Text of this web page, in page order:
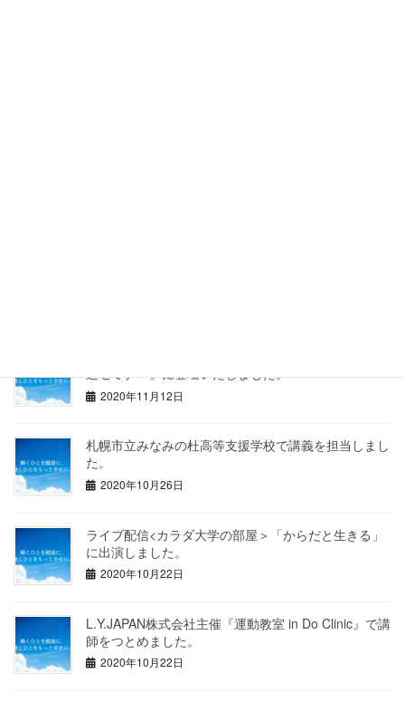
進セミナー』に登壇いたしました。
2020年11月12日
札幌市立みなみの杜高等支援学校で講義を担当しまし
た。
2020年10月26日
ライブ配信<カラダ大学の部屋＞「からだと生きる」
に出演しました。
2020年10月22日
L.Y.JAPAN株式会社主催『運動教室 in Do Clinic』で講
師をつとめました。
2020年10月22日